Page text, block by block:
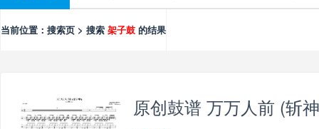
当前位置：搜索页 > 搜索 架子鼓 的结果
原创鼓谱 万万人前 (斩